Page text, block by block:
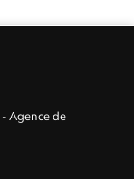
-Agence de